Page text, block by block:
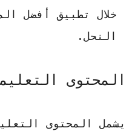
خلال تطبيق أفضل
النحل.
المحتوى
يشمل المحتوى